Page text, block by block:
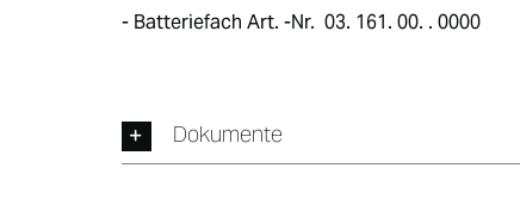
- Batteriefach Art. -Nr.  03. 161. 00. . 0000
Dokumente